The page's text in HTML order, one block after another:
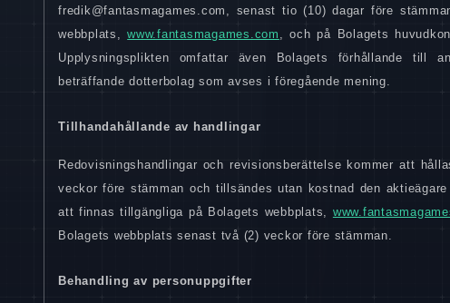
fredik@fantasmagames.com, senast tio (10) dagar före
webbplats,www.fantasmagames.com , och på Bolagets
Upplysningsplikten omfattar även Bolagets förhållande till
beträffande dotterbolag som avses i föregående mening.
Tillhandahållande av handlingar
Redovisningshandlingar och revisionsberättelse kommer att
veckor före stämman och tillsändes utan kostnad den
att finnas tillgängliga på Bolagets webbplats,
Bolagets webbplats senast två (2) veckor före stämman.
Behandling av personuppgifter